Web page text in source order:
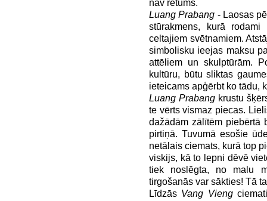
nav retums.
Luang Prabang - Laosas
stūrakmens, kurā
celtajiem svētnamiem.
simbolisku ieejas maksu
attēliem un skulptūrām.
kultūru, būtu sliktas
ieteicams apģērbt ko tādu,
Luang Prabang krustu
te vērts vismaz piecas.
dažādām zālītēm piebērtā
pirtiņā. Tuvumā esošie
netālais ciemats, kurā top
viskijs, kā to lepni dēvē
tiek noslēgta, no malu
tirgošanās var sākties! Tā
Līdzās Vang Vieng